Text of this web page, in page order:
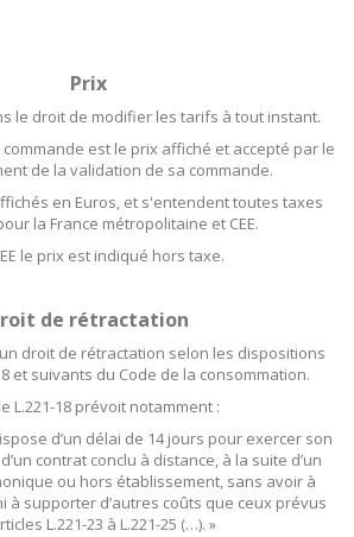
Prix
le droit de modifier les tarifs à tout instant.
est le prix affiché et accepté par le
de la validation de sa commande.
en Euros, et s'entendent toutes taxes
la France métropolitaine et CEE.
le prix est indiqué hors taxe.
de rétractation
droit de rétractation selon les dispositions
et suivants du Code de la consommation.
L.221-18 prévoit notamment :
d’un délai de 14 jours pour exercer son
contrat conclu à distance, à la suite d’un
ou hors établissement, sans avoir à
à supporter d’autres coûts que ceux prévus
L.221-23 à L.221-25 (…). »